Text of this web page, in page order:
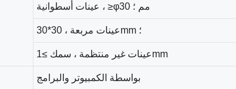
عينات أسطوانية ، ≥φ30 مم ؛
عينات مربعة ، 30*30mm ؛
عينات غير منتظمة ، سمك ≥1mm
بواسطة الكمبيوتر والبرامج